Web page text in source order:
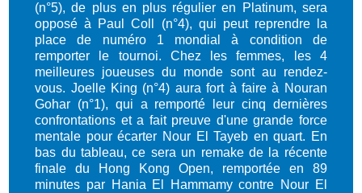
(n°5), de plus en plus régulier en Platinum, sera
opposé à Paul Coll (n°4), qui peut reprendre la
place de numéro 1 mondial à condition de
remporter le tournoi. Chez les femmes, les 4
meilleures joueuses du monde sont au rendez-
vous. Joelle King (n°4) aura fort à faire à Nouran
Gohar (n°1), qui a remporté leur cinq dernières
confrontations et a fait preuve d'une grande force
mentale pour écarter Nour El Tayeb en quart. En
bas du tableau, ce sera un remake de la récente
finale du Hong Kong Open, remportée en 89
minutes par Hania El Hammamy contre Nour El